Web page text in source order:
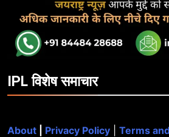
IPL विशेष समाचार
About Privacy Policy Terms